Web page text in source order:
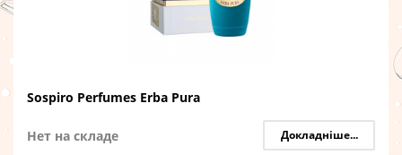
Sospiro Perfumes Erba Pura
Нет на складе Докладніше...